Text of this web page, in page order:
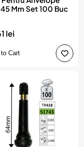
45 Mm Set 100 Buc
lei
Cart